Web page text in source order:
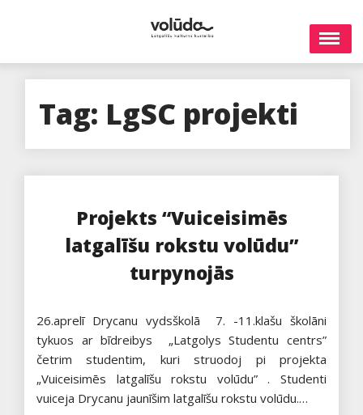
Tag: LgSC projekti
Projekts “Vuiceisimēs
latgalīšu rokstu volūdu”
turpynojās
26.aprelī Drycanu vydsškolā 7. -11.klašu školāni
tykuos ar bīdreibys „Latgolys Studentu centrs”
četrim studentim, kuri struodoj pi projekta
„Vuiceisimēs latgalīšu rokstu volūdu” . Studenti
vuiceja Drycanu jaunīšim latgalīšu rokstu volūdu.…